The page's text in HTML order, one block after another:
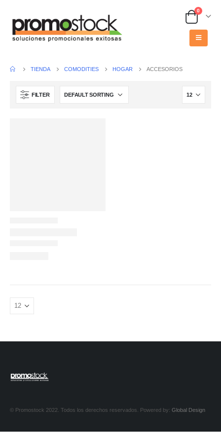
0
TIENDA COMODITIES HOGAR ACCESORIOS
FILTER
© Promostock 2022. Todos los derechos reservados. Powered by: Global Design